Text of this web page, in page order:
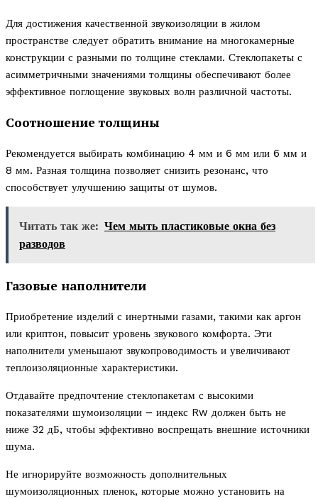
Для достижения качественной звукоизоляции в жилом
пространстве следует обратить внимание на многокамерные
конструкции с разными по толщине стеклами. Стеклопакеты с
асимметричными значениями толщины обеспечивают более
эффективное поглощение звуковых волн различной частоты.
Соотношение толщины
Рекомендуется выбирать комбинацию 4 мм и 6 мм или 6 мм и
8 мм. Разная толщина позволяет снизить резонанс, что
способствует улучшению защиты от шумов.
Читать так же: Чем мыть пластиковые окна без
разводов
Газовые наполнители
Приобретение изделий с инертными газами, такими как аргон
или криптон, повысит уровень звукового комфорта. Эти
наполнители уменьшают звукопроводимость и увеличивают
теплоизоляционные характеристики.
Отдавайте предпочтение стеклопакетам с высокими
показателями шумоизоляции – индекс Rw должен быть не
ниже 32 дБ, чтобы эффективно воспрещать внешние источники
шума.
Не игнорируйте возможность дополнительных
шумоизоляционных пленок, которые можно установить на